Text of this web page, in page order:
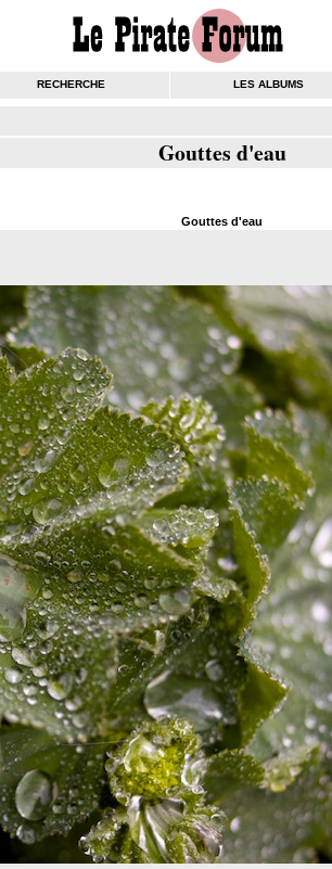
RECHERCHE LES ALBUMS
Gouttes d'eau
Gouttes d'eau